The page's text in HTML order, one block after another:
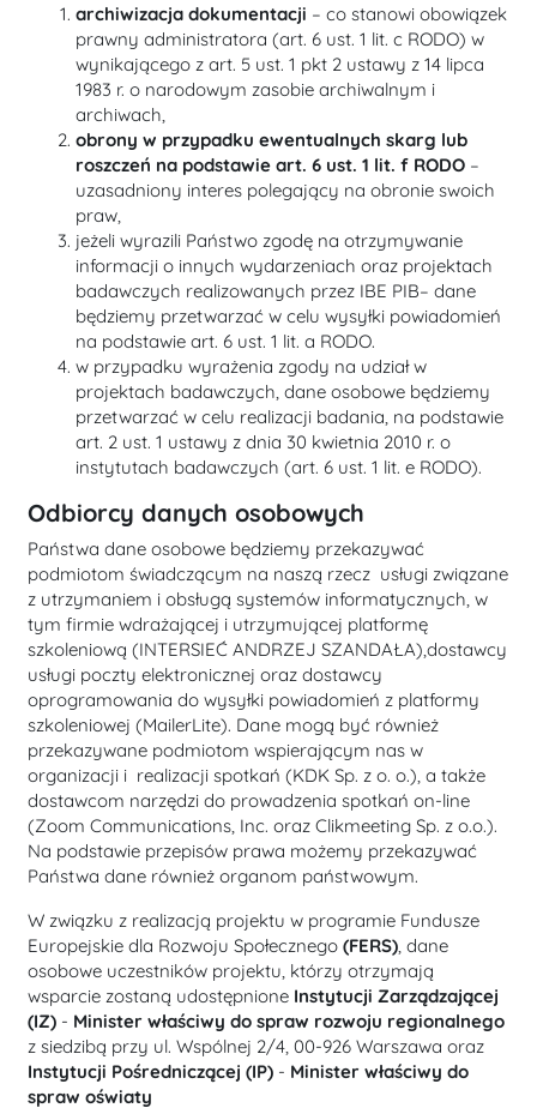
archiwizacja dokumentacji – co stanowi obowiązek
prawny administratora (art. 6 ust. 1 lit. c RODO) w
wynikającego z art. 5 ust. 1 pkt 2 ustawy z 14 lipca
1983 r. o narodowym zasobie archiwalnym i
archiwach,
obrony w przypadku ewentualnych skarg lub
roszczeń na podstawie art. 6 ust. 1 lit. f RODO –
uzasadniony interes polegający na obronie swoich
praw,
jeżeli wyrazili Państwo zgodę na otrzymywanie
informacji o innych wydarzeniach oraz projektach
badawczych realizowanych przez IBE PIB– dane
będziemy przetwarzać w celu wysyłki powiadomień
na podstawie art. 6 ust. 1 lit. a RODO.
w przypadku wyrażenia zgody na udział w
projektach badawczych, dane osobowe będziemy
przetwarzać w celu realizacji badania, na podstawie
art. 2 ust. 1 ustawy z dnia 30 kwietnia 2010 r. o
instytutach badawczych (art. 6 ust. 1 lit. e RODO).
Odbiorcy danych osobowych
Państwa dane osobowe będziemy przekazywać
podmiotom świadczącym na naszą rzecz usługi związane
z utrzymaniem i obsługą systemów informatycznych, w
tym firmie wdrażającej i utrzymującej platformę
szkoleniową (INTERSIEĆ ANDRZEJ SZANDAŁA),dostawcy
usługi poczty elektronicznej oraz dostawcy
oprogramowania do wysyłki powiadomień z platformy
szkoleniowej (MailerLite). Dane mogą być również
przekazywane podmiotom wspierającym nas w
organizacji i realizacji spotkań (KDK Sp. z o. o.), a także
dostawcom narzędzi do prowadzenia spotkań on-line
(Zoom Communications, Inc. oraz Clikmeeting Sp. z o.o.).
Na podstawie przepisów prawa możemy przekazywać
Państwa dane również organom państwowym.
W związku z realizacją projektu w programie Fundusze
Europejskie dla Rozwoju Społecznego(FERS) , dane
osobowe uczestników projektu, którzy otrzymają
wsparcie zostaną udostępnione Instytucji Zarządzającej
(IZ) - Minister właściwy do spraw rozwoju regionalnego
z siedzibą przy ul. Wspólnej 2/4, 00-926 Warszawa oraz
Instytucji Pośredniczącej (IP) - Minister właściwy do
spraw oświaty